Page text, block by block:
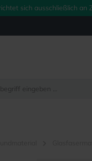
sich ausschließlich an